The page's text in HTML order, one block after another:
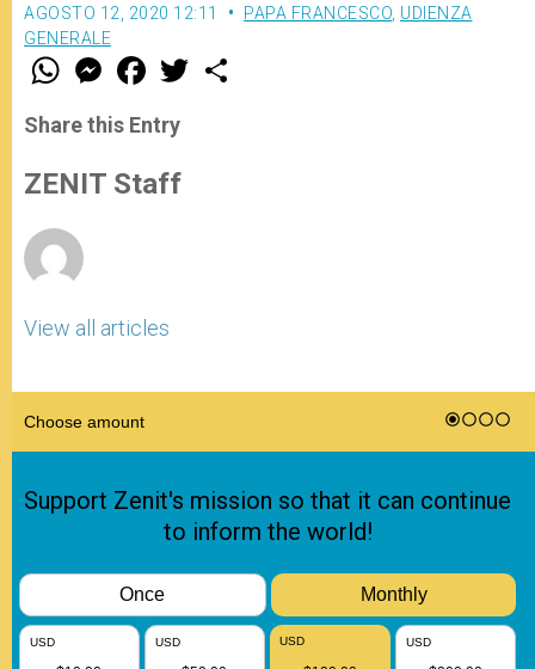
AGOSTO 12, 2020 12:11 PAPA FRANCESCO, UDIENZA
GENERALE
W
t
s
p
p
M
e
s
e
g
e
F
a
e
b
o
k
w
Share this Entry
ZENIT Staff
View all articles